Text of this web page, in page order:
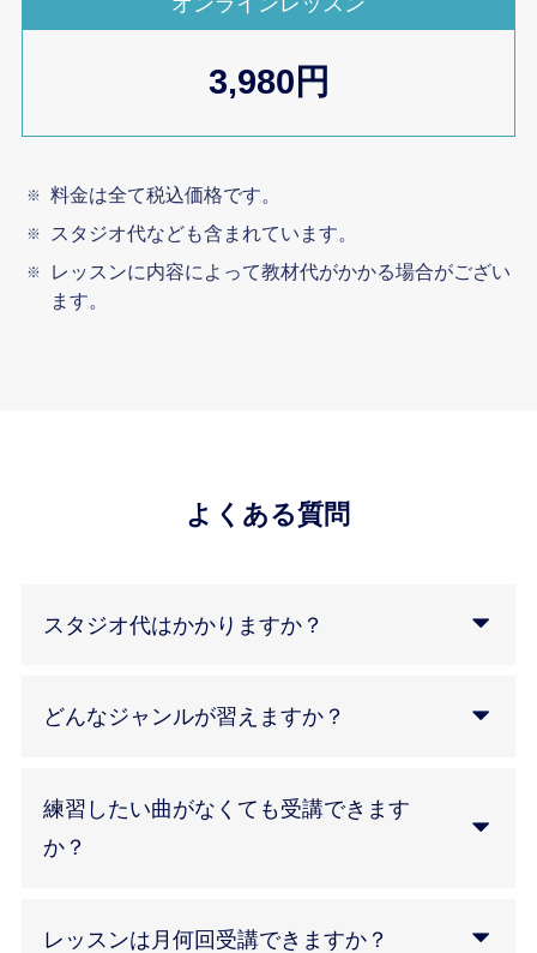
3,980円
料金は全て税込価格です。
スタジオ代なども含まれています。
レッスンに内容によって教材代がかかる場合がござい
ます。
よくある質問
スタジオ代はかかりますか？
どんなジャンルが習えますか？
練習したい曲がなくても受講できます
か？
レッスンは月何回受講できますか？